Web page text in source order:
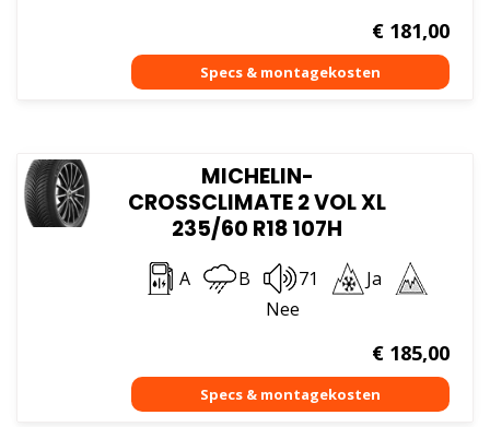
€181,00
MICHELIN-
CROSSCLIMATE 2 VOL XL
235/60 R18 107H
A B 71
Ja
Nee
€185,00